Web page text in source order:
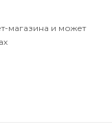
магазина и может